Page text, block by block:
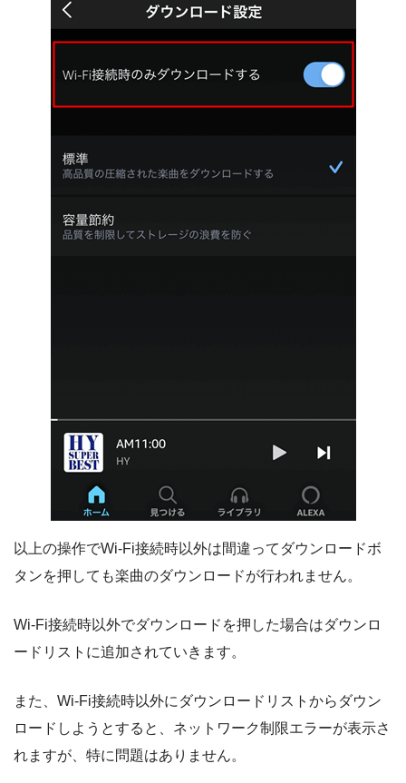
以上の操作でWi-Fi接続時以外は間違ってダウンロードボ
タンを押しても楽曲のダウンロードが行われません。
Wi-Fi接続時以外でダウンロードを押した場合はダウンロ
ードリストに追加されていきます。
また、Wi-Fi接続時以外にダウンロードリストからダウン
ロードしようとすると、ネットワーク制限エラーが表示さ
れますが、特に問題はありません。